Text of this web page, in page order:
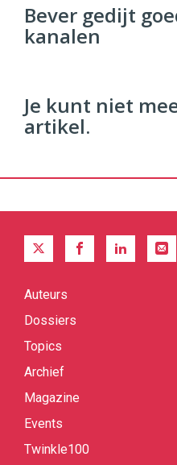
Commerce https://
9654
Bever gedijt
kanalen
Je kunt niet
artikel.
Quick
Auteurs
Dossiers
Topics
Archief
Magazine
Events
Twinkle100